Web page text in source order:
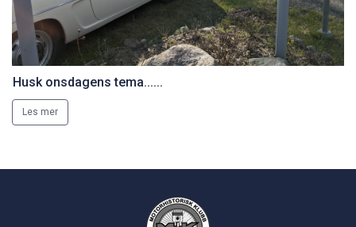
Husk onsdagens tema......
Les mer